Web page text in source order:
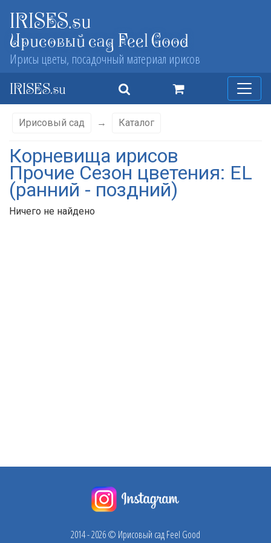
IRISES.su
Ирисовый сад Feel Good
Ирисы цветы, посадочный материал ирисов
IRISES.su
Ирисовый сад → Каталог
Корневища ирисов
Прочие Сезон цветения: EL
(ранний - поздний)
Ничего не найдено
2014 - 2026 © Ирисовый сад Feel Good